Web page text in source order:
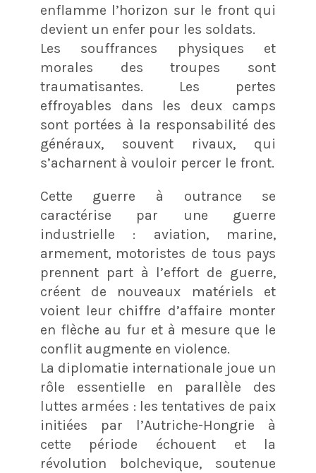
enflamme l’horizon sur le front qui
devient un enfer pour les soldats.
Les souffrances physiques et
morales des troupes sont
traumatisantes. Les pertes
effroyables dans les deux camps
sont portées à la responsabilité des
généraux, souvent rivaux, qui
s’acharnent à vouloir percer le front.
Cette guerre à outrance se
caractérise par une guerre
industrielle : aviation, marine,
armement, motoristes de tous pays
prennent part à l’effort de guerre,
créent de nouveaux matériels et
voient leur chiffre d’affaire monter
en flèche au fur et à mesure que le
conflit augmente en violence.
La diplomatie internationale joue un
rôle essentielle en parallèle des
luttes armées : les tentatives de paix
initiées par l’Autriche-Hongrie à
cette période échouent et la
révolution bolchevique, soutenue